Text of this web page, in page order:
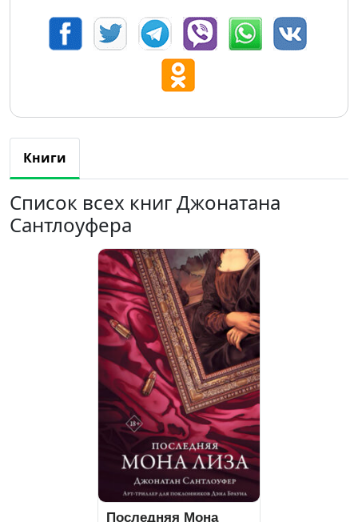
Книги
Список всех книг Джонатана
Сантлоуфера
Последняя Мона